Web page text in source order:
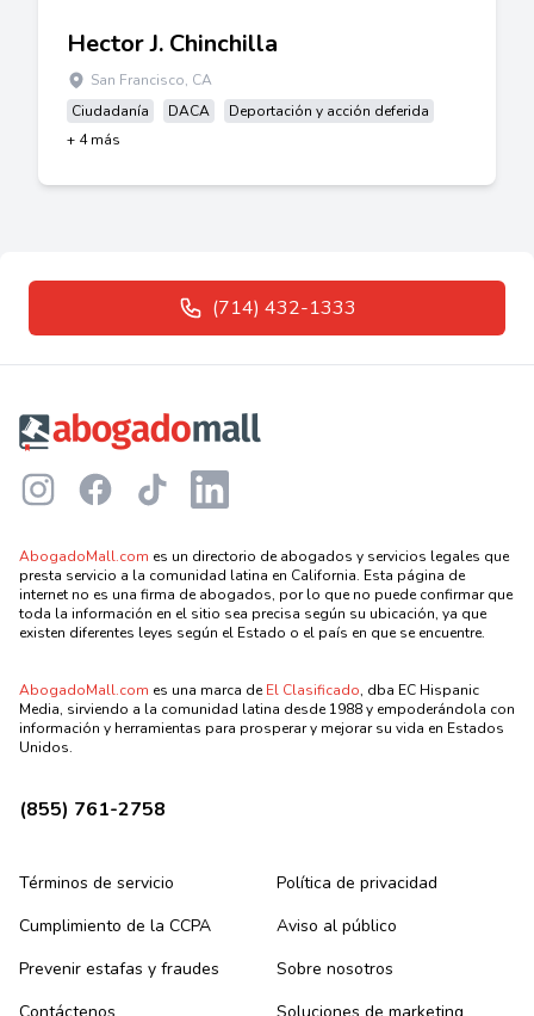
Hector J. Chinchilla
San Francisco, CA
Ciudadanía
DACA
Deportación y acción deferida
+ 4 más
(714) 432-1333
InstagramFacebookTikTok LinkedIn
AbogadoMall.com es un directorio de abogados y servicios legales que
presta servicio a la comunidad latina en California. Esta página de
internet no es una firma de abogados, por lo que no puede confirmar que
toda la información en el sitio sea precisa según su ubicación, ya que
existen diferentes leyes según el Estado o el país en que se encuentre.
AbogadoMall.com es una marca deEl Clasificado, dba EC Hispanic
Media, sirviendo a la comunidad latina desde 1988 y empoderándola con
información y herramientas para prosperar y mejorar su vida en Estados
Unidos.
(855) 761-2758
Términos de servicio
Política de privacidad
Cumplimiento de la CCPA
Aviso al público
Prevenir estafas y fraudes
Sobre nosotros